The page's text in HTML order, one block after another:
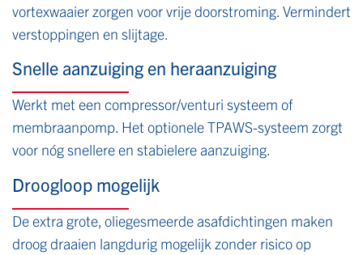
vortexwaaier zorgen voor vrije doorstroming. Vermindert
verstoppingen en slijtage.
Snelle aanzuiging en heraanzuiging
Werkt met een compressor/venturi systeem of
membraanpomp. Het optionele TPAWS-systeem zorgt
voor nóg snellere en stabielere aanzuiging.
Droogloop mogelijk
De extra grote, oliegesmeerde asafdichtingen maken
droog draaien langdurig mogelijk zonder risico op